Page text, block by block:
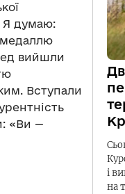
Я думаю:
медаллю
вийшли
Вступали
«Ви —
і
на